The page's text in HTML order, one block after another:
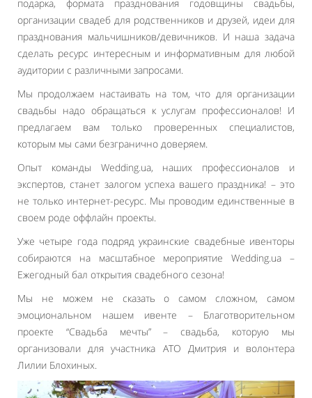
подарка, формата празднования годовщины свадьбы,
организации свадеб для родственников и друзей, идеи для
празднования мальчишников/девичников. И наша задача
сделать ресурс интересным и информативным для любой
аудитории с различными запросами.
Мы продолжаем настаивать на том, что для организации
свадьбы надо обращаться к услугам профессионалов! И
предлагаем вам только проверенных специалистов,
которым мы сами безгранично доверяем.
Опыт команды Wedding.ua, наших профессионалов и
экспертов, станет залогом успеха вашего праздника! – это
не только интернет-ресурс. Мы проводим единственные в
своем роде оффлайн проекты.
Уже четыре года подряд украинские свадебные ивенторы
собираются на масштабное мероприятие Wedding.ua –
Ежегодный бал открытия свадебного сезона!
Мы не можем не сказать о самом сложном, самом
эмоциональном нашем ивенте – Благотворительном
проекте “Свадьба мечты” – свадьба, которую мы
организовали для участника АТО Дмитрия и волонтера
Лилии Блохиных.